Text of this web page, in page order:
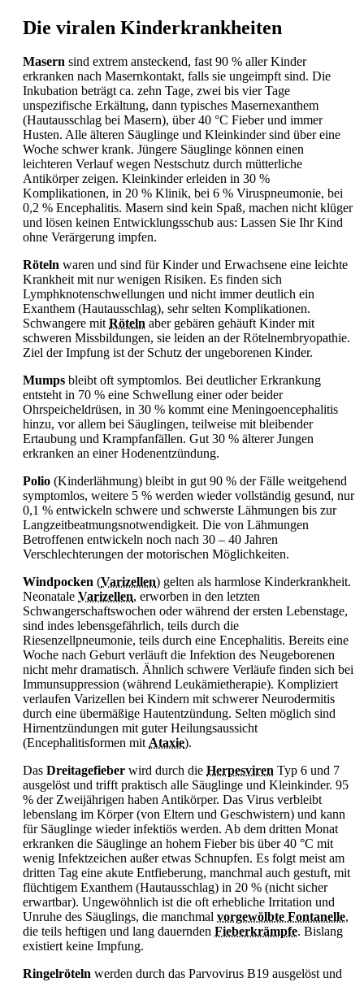
Die viralen Kinderkrankheiten
Masern sind extrem ansteckend, fast 90 % aller Kinder
erkranken nach Masernkontakt, falls sie ungeimpft sind. Die
Inkubation beträgt ca. zehn Tage, zwei bis vier Tage
unspezifische Erkältung, dann typisches Masernexanthem
(Hautausschlag bei Masern), über 40 °C Fieber und immer
Husten. Alle älteren Säuglinge und Kleinkinder sind über eine
Woche schwer krank. Jüngere Säuglinge können einen
leichteren Verlauf wegen Nestschutz durch mütterliche
Antikörper zeigen. Kleinkinder erleiden in 30 %
Komplikationen, in 20 % Klinik, bei 6 % Viruspneumonie, bei
0,2 % Encephalitis. Masern sind kein Spaß, machen nicht klüger
und lösen keinen Entwicklungsschub aus: Lassen Sie Ihr Kind
ohne Verärgerung impfen.
Röteln waren und sind für Kinder und Erwachsene eine leichte
Krankheit mit nur wenigen Risiken. Es finden sich
Lymphknotenschwellungen und nicht immer deutlich ein
Exanthem (Hautausschlag), sehr selten Komplikationen.
Schwangere mitRöteln aber gebären gehäuft Kinder mit
schweren Missbildungen, sie leiden an der Rötelnembryopathie.
Ziel der Impfung ist der Schutz der ungeborenen Kinder.
Mumps bleibt oft symptomlos. Bei deutlicher Erkrankung
entsteht in 70 % eine Schwellung einer oder beider
Ohrspeicheldrüsen, in 30 % kommt eine Meningoencephalitis
hinzu, vor allem bei Säuglingen, teilweise mit bleibender
Ertaubung und Krampfanfällen. Gut 30 % älterer Jungen
erkranken an einer Hodenentzündung.
Polio (Kinderlähmung) bleibt in gut 90 % der Fälle weitgehend
symptomlos, weitere 5 % werden wieder vollständig gesund, nur
0,1 % entwickeln schwere und schwerste Lähmungen bis zur
Langzeitbeatmungsnotwendigkeit. Die von Lähmungen
Betroffenen entwickeln noch nach 30 – 40 Jahren
Verschlechterungen der motorischen Möglichkeiten.
Windpocken (Varizellen) gelten als harmlose Kinderkrankheit.
Neonatale Varizellen, erworben in den letzten
Schwangerschaftswochen oder während der ersten Lebenstage,
sind indes lebensgefährlich, teils durch die
Riesenzellpneumonie, teils durch eine Encephalitis. Bereits eine
Woche nach Geburt verläuft die Infektion des Neugeborenen
nicht mehr dramatisch. Ähnlich schwere Verläufe finden sich bei
Immunsuppression (während Leukämietherapie). Kompliziert
verlaufen Varizellen bei Kindern mit schwererNeurodermitis
durch eine übermäßige Hautentzündung. Selten möglich sind
Hirnentzündungen mit guter Heilungsaussicht
(Encephalitisformen mitAtaxie).
Das Dreitagefieber wird durch die Herpesviren Typ 6 und 7
ausgelöst und trifft praktisch alle Säuglinge und Kleinkinder. 95
% der Zweijährigen haben Antikörper. Das Virus verbleibt
lebenslang im Körper (von Eltern und Geschwistern) und kann
für Säuglinge wieder infektiös werden. Ab dem dritten Monat
erkranken die Säuglinge an hohem Fieber bis über 40 °C mit
wenig Infektzeichen außer etwas Schnupfen. Es folgt meist am
dritten Tag eine akute Entfieberung, manchmal auch gestuft, mit
flüchtigem Exanthem (Hautausschlag) in 20 % (nicht sicher
erwartbar). Ungewöhnlich ist die oft erhebliche Irritation und
Unruhe des Säuglings, die manchmal vorgewölbte Fontanelle,
die teils heftigen und lang dauernden Fieberkrämpfe. Bislang
existiert keine Impfung.
Ringelröteln werden durch das Parvovirus B19 ausgelöst und